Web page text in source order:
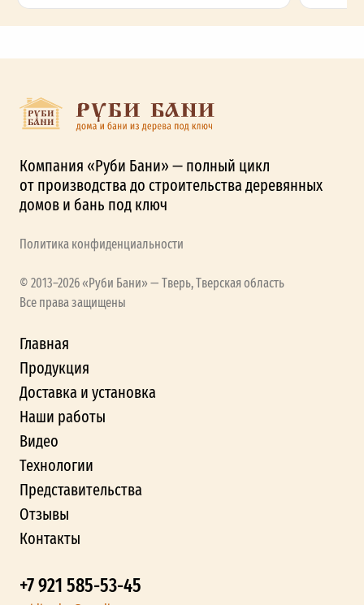
Компания «Руби Бани» — полный цикл
от производства до строительства деревянных
домов и бань под ключ
Политика конфиденциальности
© 2013–2026 «Руби Бани» — Тверь, Тверская область
Все права защищены
Главная
Продукция
Доставка и установка
Наши работы
Видео
Технологии
Представительства
Отзывы
Контакты
+7 921 585-53-45